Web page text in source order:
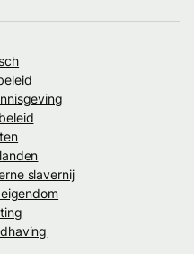
slavernij